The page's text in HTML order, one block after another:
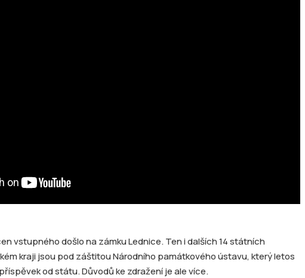
vstupného došlo na zámku Lednice. Ten i dalších 14 státních
kraji jsou pod záštitou Národního památkového ústavu, který letos
od státu. Důvodů ke zdražení je ale více.